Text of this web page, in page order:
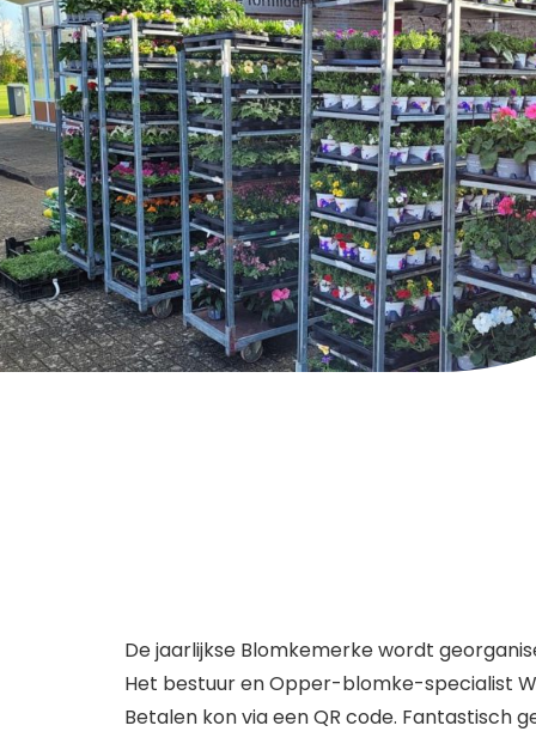
De jaarlijkse Blomkemerke wordt
Het bestuur en Opper-blomke-specialist
Betalen kon via een QR code. Fantastisch